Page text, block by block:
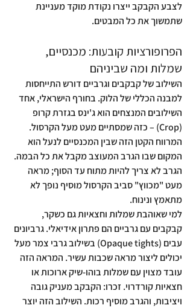
לצבע הקבקב ייצרו נקודת מוקד מעניינת
שתמשוך את כל המבטים.
הפרופורציות קובעות: מכנסיים,
שמלות ומה שביניהם
השילוב של קבקבים וגרביים דורש התייחסות
למבנה הכללי של הלוק. בחורף הישראלי, אחד
השילובים המנצחים הוא ג'ינס בגזרת קרופ
(Crop) – כזה שמסתיים מעט מעל הקרסול.
המרווח הקטן הזה שבין המכנסיים לנעל הוא
המקום שבו הגרב המעוצב מקבל את כל הבמה.
הגרב לא צריך להיות מתוח עד הסוף; מראה
מעט "מכווץ" סביב הקרסול מוסיף נופך לא
מתאמץ ונינוח.
למי שאוהבת שמלות וחצאיות גם כשקר,
קבקבים עם גרביים הם פתרון אידיאלי. גרביונים
עבים (Opaque tights) בשילוב גרבי צמר מעל
יכולים ליצור מראה שכבות עשיר. המראה הזה
עובד מצוין עם שמלות בוהו-שיק ארוכות או
חצאיות קורדרוי. זכרו: הקבקב מעניק גובה
ויציבות, והגרב מוסיף רכות. השילוב הזה יוצר